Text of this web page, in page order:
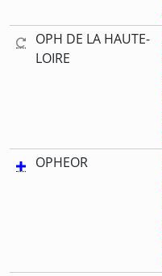
OPH DE LA HAUTE-
LOIRE
OPHEOR